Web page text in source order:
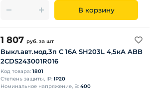
В корзину
1 807 руб. за шт
Выкл.авт.мод.3п C 16А SH203L 4,5кА ABB
2CDS243001R016
Код товара: 1801
Степень защиты, IP: IP20
Номинальное напряжение, В: 400